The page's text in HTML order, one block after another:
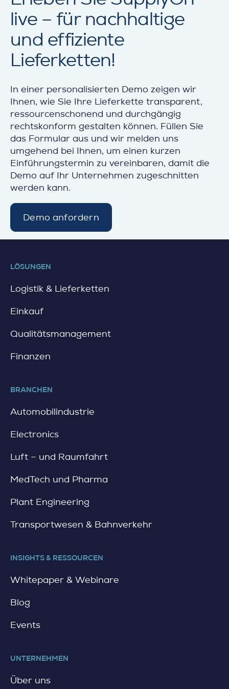
live – für nachhaltige
und effiziente
Lieferketten!
In einer personalisierten Demo zeigen wir
Ihnen, wie Sie Ihre Lieferkette transparent,
ressourcenschonend und durchgängig
rechtskonform gestalten können. Füllen Sie
das Formular aus und wir melden uns
umgehend bei Ihnen, um einen kurzen
Einführungstermin zu vereinbaren, damit die
Demo auf Ihr Unternehmen zugeschnitten
werden kann.
Demo anfordern
d
e
LÖSUNGEN
Logistik & Lieferketten
Einkauf
Qualitätsmanagement
Finanzen
BRANCHEN
Automobilindustrie
Electronics
Luft – und Raumfahrt
MedTech und Pharma
Plant Engineering
Transportwesen & Bahnverkehr
INSIGHTS & RESSOURCEN
Whitepaper & Webinare
Blog
Events
UNTERNEHMEN
Über uns